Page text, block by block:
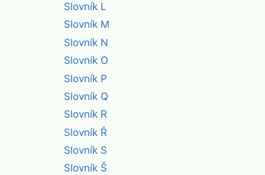
Slovník L
Slovník M
Slovník N
Slovník O
Slovník P
Slovník Q
Slovník R
Slovník Ř
Slovník S
Slovník Š